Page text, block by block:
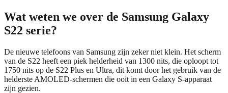
Wat weten we over de Samsung Galaxy
S22 serie?
De nieuwe telefoons van Samsung zijn zeker niet klein. Het scherm
van de S22 heeft een piek helderheid van 1300 nits, die oploopt tot
1750 nits op de S22 Plus en Ultra, dit komt door het gebruik van de
helderste AMOLED-schermen die ooit in een Galaxy S-apparaat
zijn gezien.